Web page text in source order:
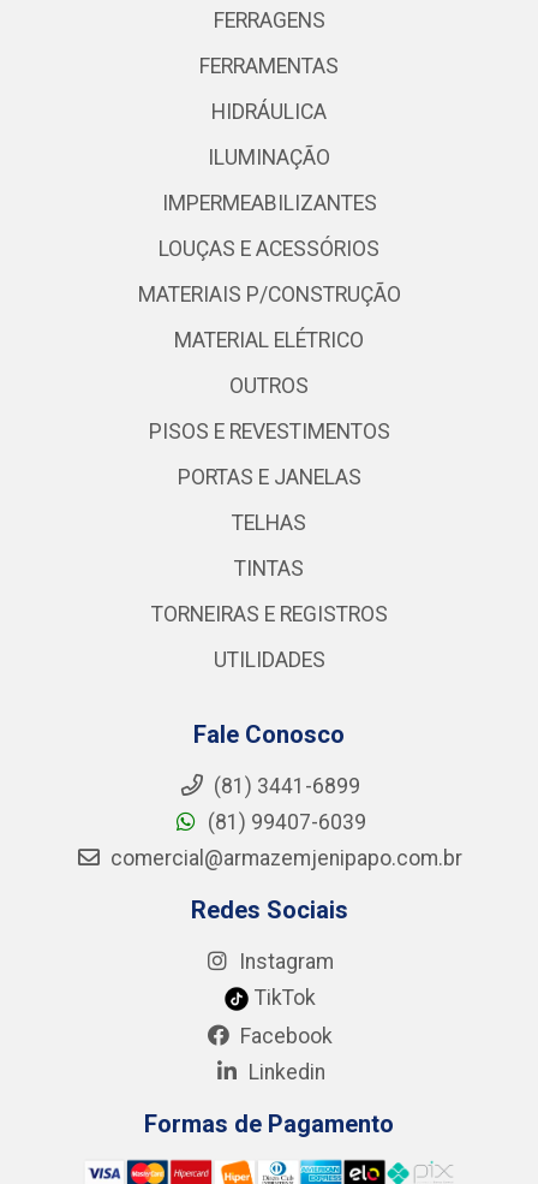
FERRAGENS
FERRAMENTAS
HIDRÁULICA
ILUMINAÇÃO
IMPERMEABILIZANTES
LOUÇAS E ACESSÓRIOS
MATERIAIS P/CONSTRUÇÃO
MATERIAL ELÉTRICO
OUTROS
PISOS E REVESTIMENTOS
PORTAS E JANELAS
TELHAS
TINTAS
TORNEIRAS E REGISTROS
UTILIDADES
Fale Conosco
(81) 3441-6899
(81) 99407-6039
comercial@armazemjenipapo.com.br
Redes Sociais
Instagram
TikTok
Facebook
Linkedin
Formas de Pagamento